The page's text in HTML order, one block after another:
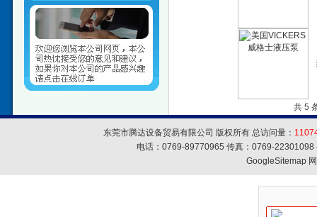
共 5
东莞市腾达设备贸易有限公司 版权所有 总访问量：
电话：0769-89770965 传真：0769-
GoogleSitemap网